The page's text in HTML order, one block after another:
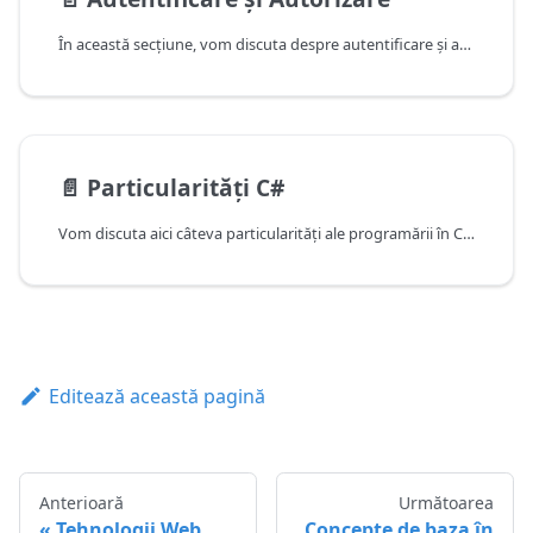
În această secțiune, vom discuta despre autentificare și autorizare. Pentru autentificarea utilizatorilor, vom folosi o schemă simplă de autentificare cu adresa de email și parola, care va returna un jeton (token), folosind standardul JWT (JSON Web Token). JWT-ul este un JSON semnat în format Base64. Generați din swagger-ul proiectul laboratorului JWT-ul pe ruta de login cu user "admin@default.com" și parola "default" pentru a vedea cum arată.
📄️ Particularități C#
Vom discuta aici câteva particularități ale programării în C#, față de alte framework-uri de web; informații mai extinse puteți găsi în acest curs. O particularitate importantă în C# este existența metodelor de extensie. Acestea sunt artificii de compilator care adaugă metode noi la clase deja existente și pot fi apelate obiectual ca oricare alte metode non-statice ale acestor clase extinse. Metodele de extensie sunt folositoare pentru a extinde funcționalitatea pentru cod deja existent fără a interveni asupra acestuia.
Editează această pagină
Anterioară Următoarea